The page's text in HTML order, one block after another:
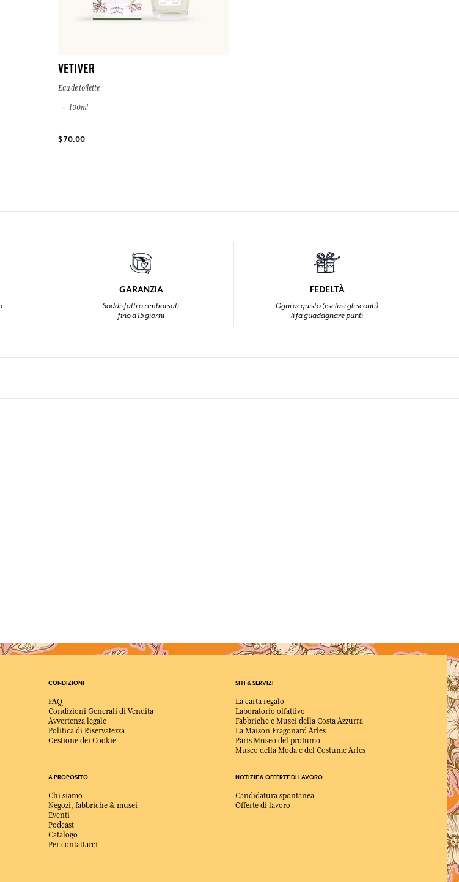
VETIVER
Eau de toilette
100ml
$ 70.00
GARANZIA
Soddisfatti o rimborsati
fino a 15 giorni
FEDELTÀ
Ogni acquisto (esclusi gli sconti)
li fa guadagnare punti
CONDIZIONI
FAQ
Condizioni Generali di Vendita
Avvertenza legale
Politica di Riservatezza
Gestione dei Cookie
SITI & SERVIZI
La carta regalo
Laboratorio olfattivo
Fabbriche e Musei della Costa Azzurra
La Maison Fragonard Arles
Paris Museo del profumo
Museo della Moda e del Costume Arles
A PROPOSITO
Chi siamo
Negozi, fabbriche & musei
Eventi
Podcast
Catalogo
Per contattarci
NOTIZIE & OFFERTE DI LAVORO
Candidatura spontanea
Offerte di lavoro